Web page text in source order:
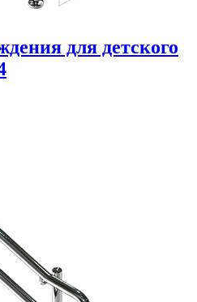
для детского